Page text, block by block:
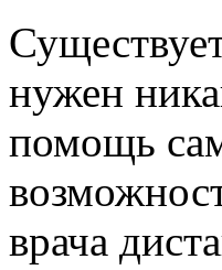
нужен
помощь
врача